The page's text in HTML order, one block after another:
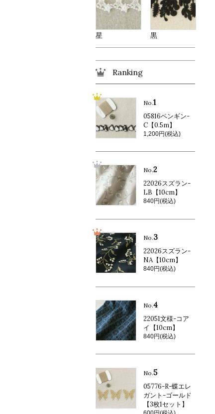
星 黒
Ranking
No.1
05816ペンギン-
C【0.5m】
1,200円(税込)
No.2
22026スズラン-
LB【10cm】
840円(税込)
No.3
22026スズラン-
NA【10cm】
840円(税込)
No.4
22051文様-コア
イ【10cm】
840円(税込)
No.5
05776-R-蝶エレ
ガント-ゴールド
【3枚1セット】